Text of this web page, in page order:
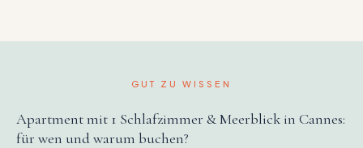
GUT ZU WISSEN
Apartment mit 1 Schlafzimmer & Meerblick in Cannes:
für wen und warum buchen?